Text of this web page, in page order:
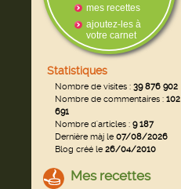
mes recettes
ajoutez-les à
votre carnet
Statistiques
Nombre de visites : 39 876 902
Nombre de commentaires : 102
691
Nombre d'articles : 9 187
Dernière màj le07/08/2026
Blog créé le26/04/2010
Mes recettes